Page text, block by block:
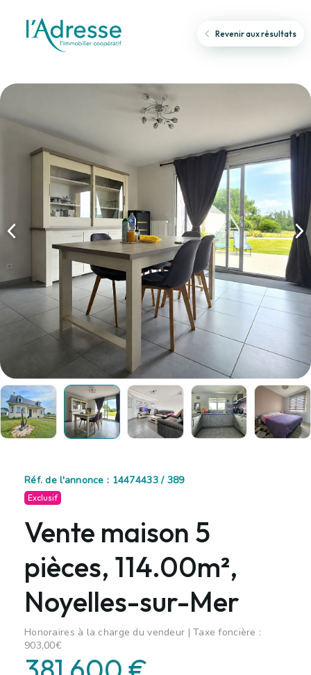
Revenir aux résultats
Réf. de l'annonce : 14474433 / 389
Exclusif
Vente maison 5
pièces, 114.00m²,
Noyelles-sur-Mer
Honoraires à la charge du vendeur | Taxe foncière :
903,00€